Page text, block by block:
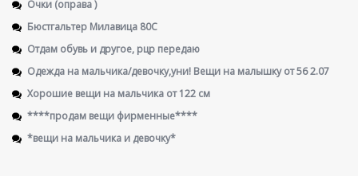
Очки (оправа )
Бюстгальтер Милавица 80С
Отдам обувь и другое, рцр передаю
Одежда на мальчика/девочку,уни! Вещи на малышку от 56 2.07
Хорошие вещи на мальчика от 122 см
****продам вещи фирменные****
*вещи на мальчика и девочку*